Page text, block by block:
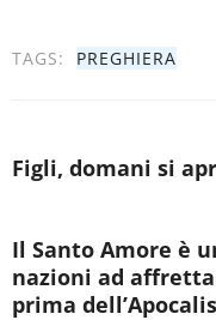
TAGS: PREGHIERA
Figli, domani si
Il Santo Amore è
nazioni ad
prima